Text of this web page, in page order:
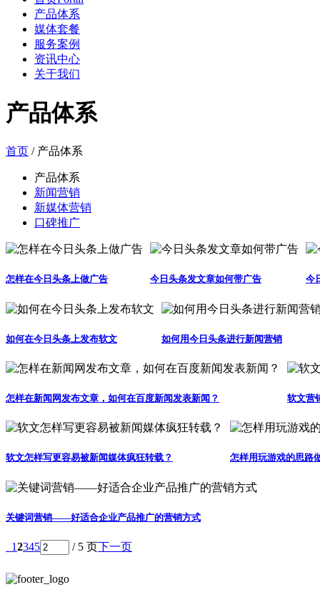
产品体系
媒体套餐
服务案例
资讯中心
关于我们
产品体系
首页 / 产品体系
产品体系
新闻营销
新媒体营销
口碑推广
怎样在今日头条上做广告 今日头条发文章如何带广告 今
如何在今日头条上发布软文 如何用今日头条进行新闻营销
怎样在新闻网发布文章，如何在百度新闻发表新闻？ 软文营
软文怎样写更容易被新闻媒体疯狂转载？ 怎样用玩游戏的思路
关键词营销——好适合企业产品推广的营销方式
12345 / 5 页下一页